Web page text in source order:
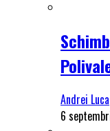
Andrei Luca
6